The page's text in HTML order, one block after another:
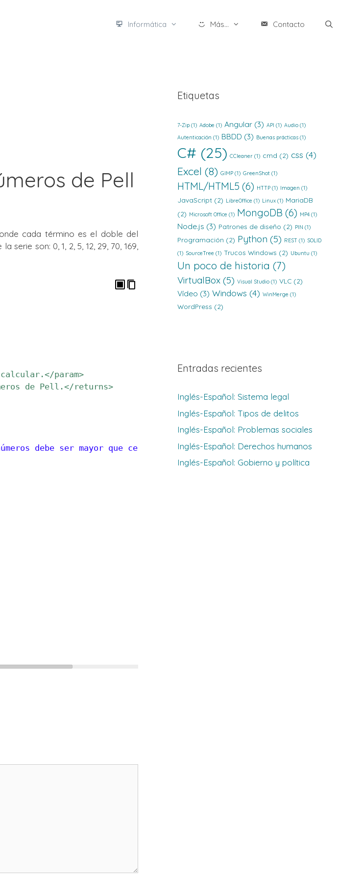
Informática Más... Contacto
de Pell
cada término es el doble del
son: 0, 1, 2, 5, 12, 29, 70, 169,
param>
de Pell.</returns>
debe ser mayor que cero." nameof(n));
Etiquetas
7-Zip(1) Adobe (1) Angular(3) API (1) Audio(1)
Autenticación (1) BBDD (3) Buenas prácticas(1)
C# (25) CCleaner(1) cmd (2) css (4)
Excel (8) GIMP(1) GreenShot(1)
HTML/HTML5 (6) HTTP(1) Imagen (1)
JavaScript (2) LibreOffice (1) Linux(1) MariaDB
(2) Microsoft Office (1) MongoDB (6) MP4(1)
Node.js (3) Patrones de diseño (2) PIN (1)
Programación (2) Python (5) REST (1) SOLID
(1) SourceTree (1) Trucos Windows (2) Ubuntu (1)
Un poco de historia (7)
VirtualBox(5) Visual Studio(1) VLC(2)
Vídeo (3) Windows (4) WinMerge (1)
WordPress (2)
Entradas recientes
Inglés-Español: Sistema legal
Inglés-Español: Tipos de delitos
Inglés-Español: Problemas sociales
Inglés-Español: Derechos humanos
Inglés-Español: Gobierno y política